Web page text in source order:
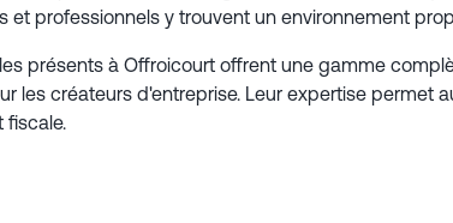
et professionnels y trouvent un environnement
présents à Offroicourt offrent une gamme
les créateurs d'entreprise. Leur expertise permet
fiscale.